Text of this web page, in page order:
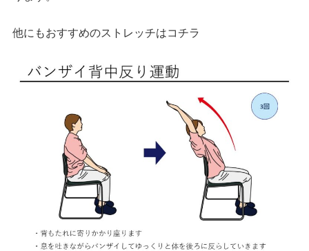
他にもおすすめのストレッチはコチラ